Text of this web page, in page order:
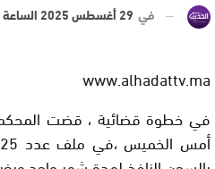
في 29 أغسطس 2025 الساعة 18 و 58 دقيقة
www.alhadattv.ma
في خطوة قضائية ، قضت المحكمة